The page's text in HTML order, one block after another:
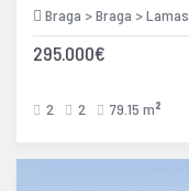
Braga > Braga > Lamas
295.000€
2 2 79.15 m 2